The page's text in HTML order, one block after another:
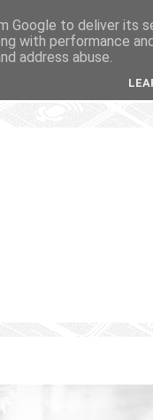
Google to deliver its
with performance
address abuse.